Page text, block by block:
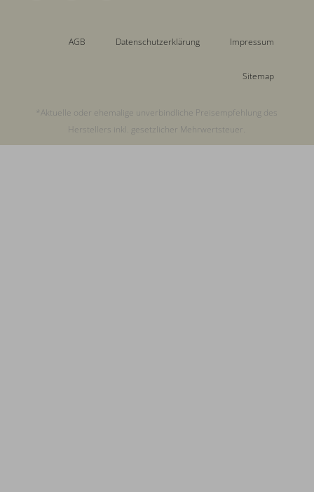
AGB Datenschutzerklärung Impressum
Sitemap
*Aktuelle oder ehemalige unverbindliche Preisempfehlung des
Herstellers inkl. gesetzlicher Mehrwertsteuer.